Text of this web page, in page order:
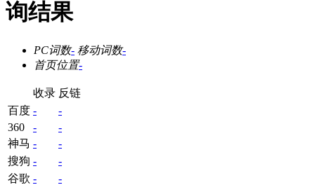
询结果
PC词数- 移动词数-
首页位置-
收录 反链
百度 -
-
360
-
-
神马 -
-
搜狗 -
-
谷歌 - -